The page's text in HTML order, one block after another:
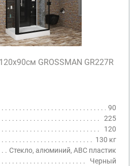
GROSSMAN GR227R
90
225
120
130 кг
Стекло, алюминий, ABC пластик
Черный